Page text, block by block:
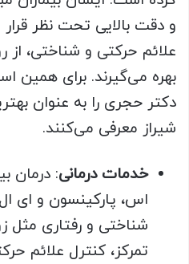
و دقت بالایی تحت نظر
علائم حرکتی و شناختی،
بهره می‌گیرند. برای همین
دکتر حجری را به عنوان
شیراز معرفی می‌کنند.
خدمات درمانی: درمان
اس، پارکینسون و ای
شناختی و رفتاری مثل
تمرکز، کنترل علائم